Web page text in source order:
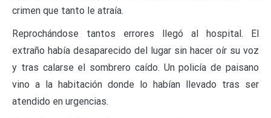
crimen que tanto le atraía.
Reprochándose tantos errores llegó al hospital. El
extraño había desaparecido del lugar sin hacer oír su voz
y tras calarse el sombrero caído. Un policía de paisano
vino a la habitación donde lo habían llevado tras ser
atendido en urgencias.